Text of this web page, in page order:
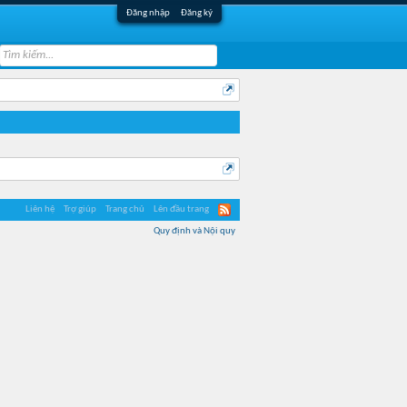
Đăng nhập Đăng ký
Liên hệ Trợ giúp Trang chủ Lên đầu trang
Quy định và Nội quy